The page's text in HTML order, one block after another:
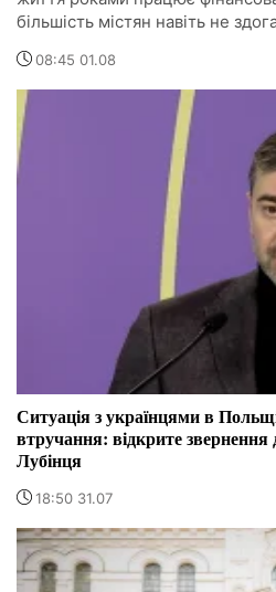
більшість містян навіть не
08:45 01.08
Ситуація з українцями в
втручання: відкрите звернення
Лубінця
18:50 31.07